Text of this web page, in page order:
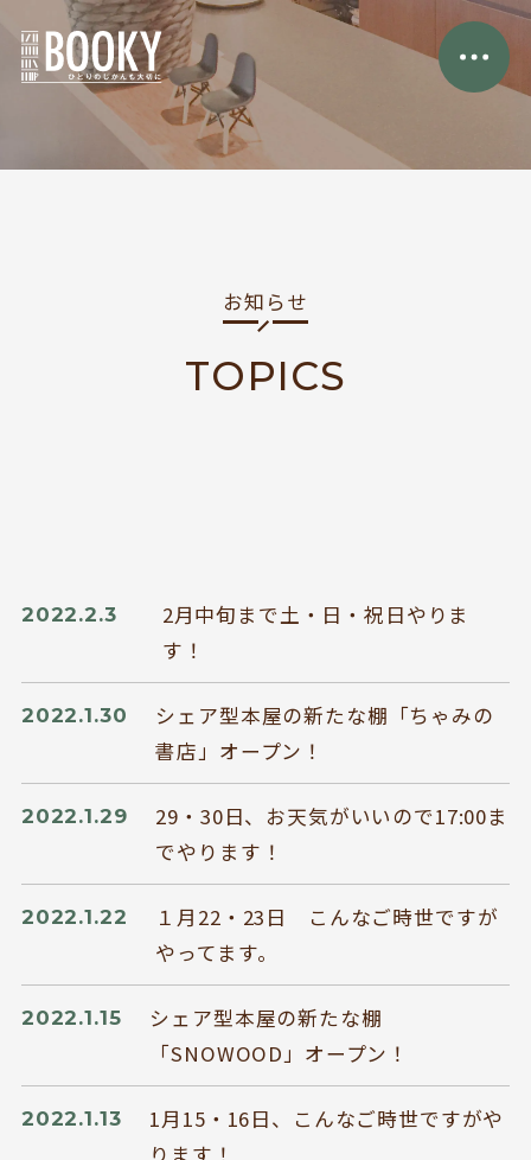
BOOKYって？ シェア型本屋
お知らせ
TOPICS
2022.2.3
2月中旬まで土・日・祝日やりま
す！
2022.1.30
シェア型本屋の新たな棚「ちゃみの
書店」オープン！
2022.1.29
29・30日、お天気がいいので17:00ま
でやります！
2022.1.22
１月22・23日 こんなご時世ですが
やってます。
2022.1.15
シェア型本屋の新たな棚
「SNOWOOD」オープン！
2022.1.13
1月15・16日、こんなご時世ですがや
ります！